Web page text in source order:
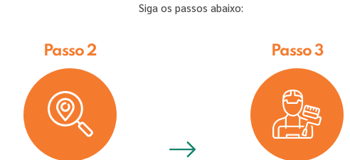
Siga os passos abaixo:
Passo 2 Passo 3